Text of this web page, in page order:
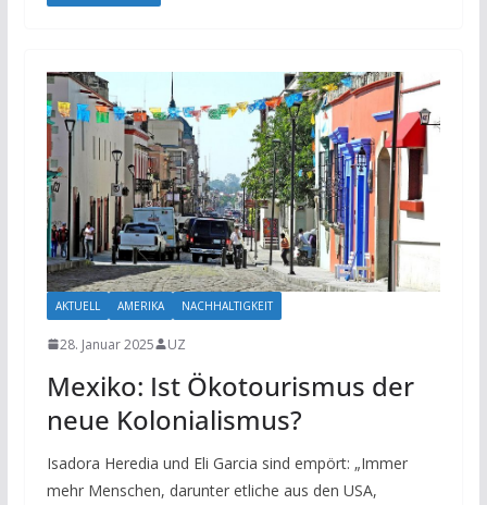
AKTUELL AMERIKA NACHHALTIGKEIT
28. Januar 2025 UZ
Mexiko: Ist Ökotourismus der
neue Kolonialismus?
Isadora Heredia und Eli Garcia sind empört: „Immer
mehr Menschen, darunter etliche aus den USA,